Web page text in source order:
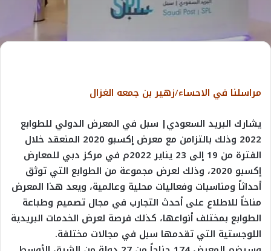
مراسلنا في الاحساء/زهير بن جمعه الغزال
يشارك البريد السعودي| سبل في المعرض الدولي للطوابع
2022 وذلك بالتزامن مع معرض إكسبو 2020 المنعقد خلال
الفترة من 19 إلى 23 يناير 2022م في مركز دبي للمعارض
إكسبو 2020، وذلك لعرض مجموعة من الطوابع التي توثق
أحداثاً ومناسبات وفعاليات محلية وعالمية، ويعد هذا المعرض
مناخاً للاطلاع على أحدث التجارب في مجال تصميم وطباعة
الطوابع بمختلف أنواعها، كذلك فرصة لعرض الخدمات البريدية
اللوجستية التي تقدمها سبل في مجالات مختلفة.